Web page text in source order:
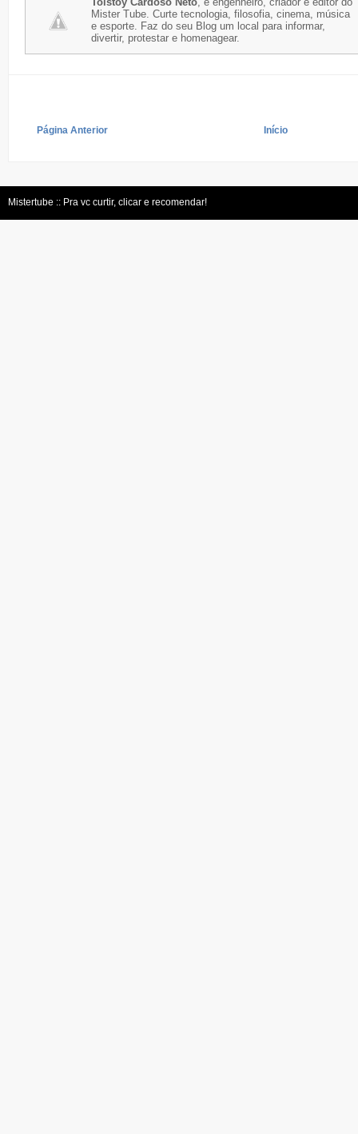
Mister Tube. Curte tecnologia, filosofia, cinema, música
e esporte. Faz do seu Blog um local para informar,
divertir, protestar e homenagear.
Página Anterior Início
Mistertube :: Pra vc curtir, clicar e recomendar!